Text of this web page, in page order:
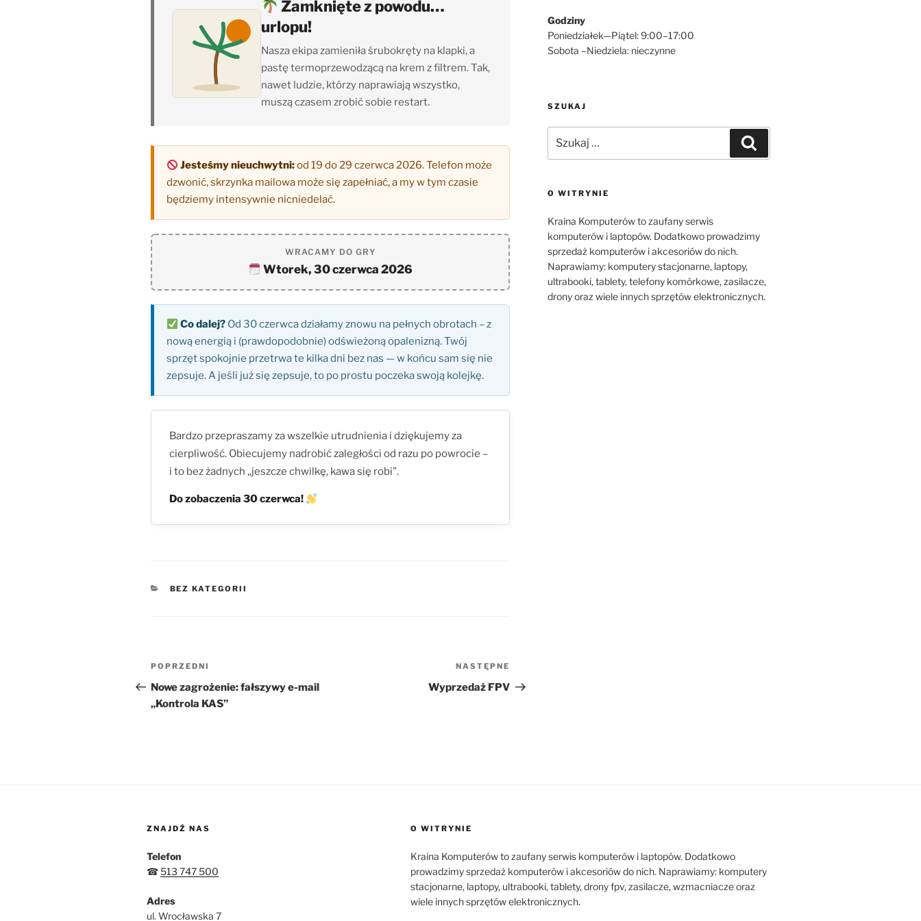
Zamknięte z powodu…
urlopu!
Nasza ekipa zamieniła śrubokręty na klapki, a
pastę termoprzewodzącą na krem z filtrem. Tak,
nawet ludzie, którzy naprawiają wszystko,
muszą czasem zrobić sobie restart.
Jesteśmy nieuchwytni:od 19 do 29 czerwca 2026. Telefon może
dzwonić, skrzynka mailowa może się zapełniać, a my w tym czasie
będziemy intensywnie nicniedelać.
WRACAMY DO GRY
Wtorek, 30 czerwca 2026
Co dalej? Od 30 czerwca działamy znowu na pełnych obrotach – z
nową energią i (prawdopodobnie) odświeżoną opalenizną. Twój
sprzęt spokojnie przetrwa te kilka dni bez nas — w końcu sam się nie
zepsuje. A jeśli już się zepsuje, to po prostu poczeka swoją kolejkę.
Bardzo przepraszamy za wszelkie utrudnienia i dziękujemy za
cierpliwość. Obiecujemy nadrobić zaległości od razu po powrocie –
i to bez żadnych „jeszcze chwilkę, kawa się robi”.
Do zobaczenia 30 czerwca!
KATEGORIE
BEZ KATEGORII
Nawigacja
wpisu
Poprzedni
wpis
POPRZEDNI
Nowe zagrożenie: fałszywy e-mail
„Kontrola KAS”
wpis
NASTĘPNE
Wyprzedaż FPV
Godziny
Poniedziałek—Piątel: 9:00–17:00
Sobota –Niedziela: nieczynne
SZUKAJ
O WITRYNIE
Kraina Komputerów to zaufany serwis
komputerów i laptopów. Dodatkowo prowadzimy
sprzedaż komputerów i akcesoriów do nich.
Naprawiamy: komputery stacjonarne, laptopy,
ultrabooki, tablety, telefony komórkowe, zasilacze,
drony oraz wiele innych sprzętów elektronicznych.
ZNAJDŹ NAS
Telefon
☎513 747 500
Adres
ul. Wrocławska 7
O WITRYNIE
Kraina Komputerów to zaufany serwis komputerów i laptopów. Dodatkowo
prowadzimy sprzedaż komputerów i akcesoriów do nich. Naprawiamy: komputery
stacjonarne, laptopy, ultrabooki, tablety, drony fpv, zasilacze, wzmacniacze oraz
wiele innych sprzętów elektronicznych.